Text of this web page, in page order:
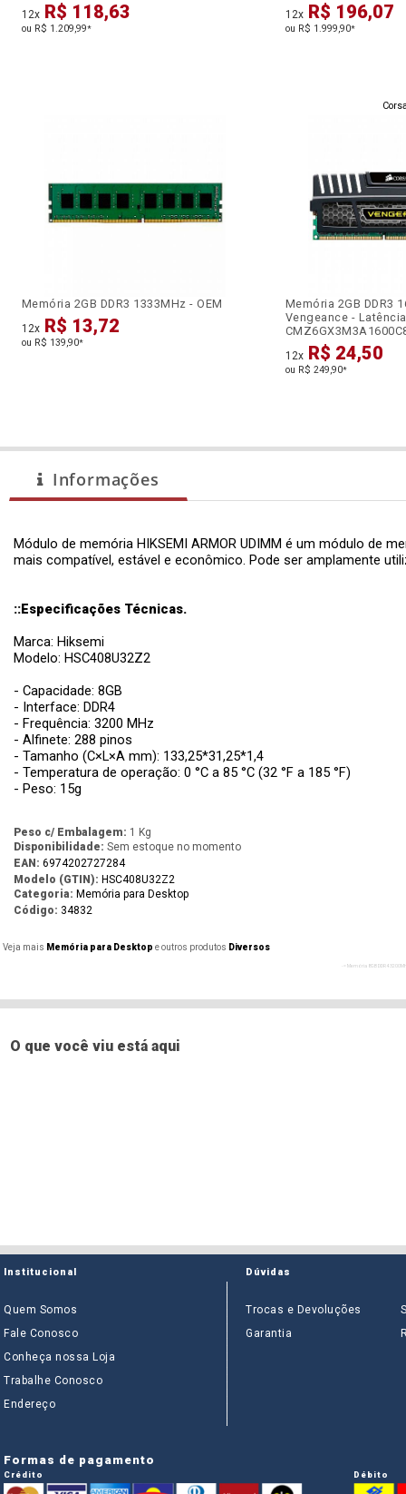
12xR$ 118,63
ou R$ 1.209,99*
12xR$ 196,07
ou R$ 1.999,90*
Memória 2GB DDR3 1333MHz - OEM
12xR$ 13,72
ou R$ 139,90*
Memória 2GB DDR3
Vengeance -
12xR$ 24,50
ou R$ 249,90*
Informações
Módulo de memória HIKSEMI ARMOR UDIMM é um módulo de
mais compatível, estável e econômico. Pode ser amplamente
::Especificações Técnicas.
Marca: Hiksemi
Modelo: HSC408U32Z2
- Capacidade: 8GB
- Interface: DDR4
- Frequência: 3200 MHz
- Alfinete: 288 pinos
- Tamanho (C×L×A mm): 133,25*31,25*1,4
- Temperatura de operação: 0 °C a 85 °C (32 °F a 185 °F)
- Peso: 15g
Peso c/ Embalagem: 1 Kg
Disponibilidade: Sem estoque no momento
EAN: 6974202727284
Modelo (GTIN): HSC408U32Z2
Categoria: Memória para Desktop
Código: 34832
Veja mais Memória para Desktop e outros produtos Diversos
- = Memória 8GB DDR4
O que você viu está aqui
Institucional
Quem Somos
Fale Conosco
Conheça nossa Loja
Trabalhe Conosco
Endereço
Dúvidas
Trocas e Devoluções
Garantia
Formas de pagamento
Crédito Débito